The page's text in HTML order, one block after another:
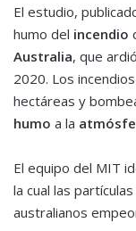
El estudio,
humo del incendio
Australia, que
2020. Los
hectáreas y
humo a la
El equipo del MIT
la cual las
australianos